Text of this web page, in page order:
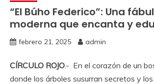
“El Búho Federico”: Una
moderna que encanta y
febrero 21, 2025 admin
CÍRCULO ROJO.- En el corazón de un
donde los árboles susurran secretos y